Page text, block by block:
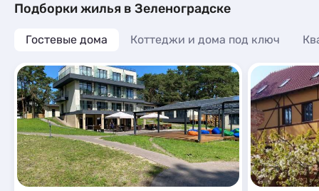
Подборки жилья в Зеленоградске
Гостевые дома Коттеджи и дома под ключ